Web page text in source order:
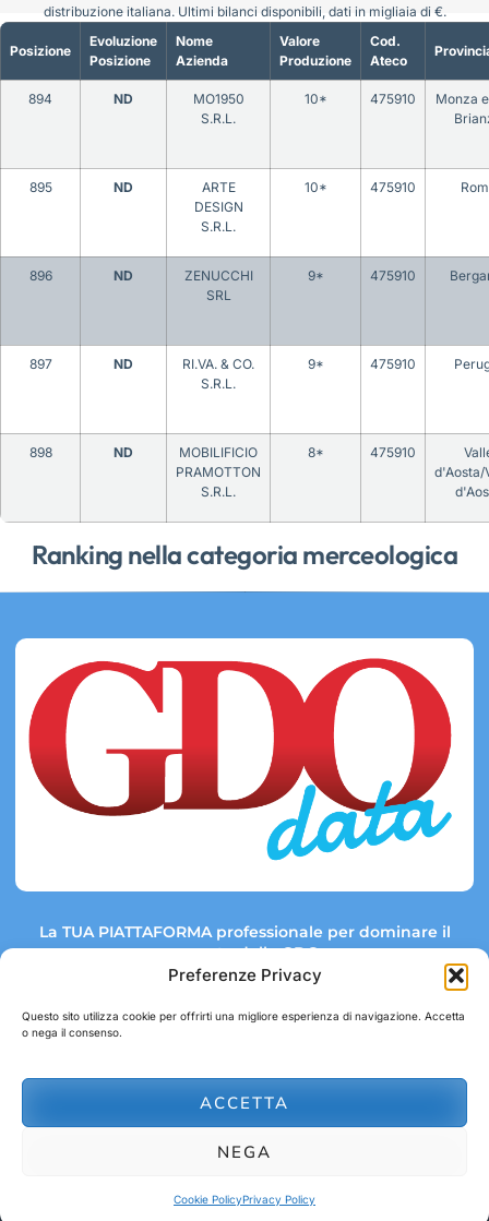
Preferenze Privacy
Questo sito utilizza cookie per offrirti una migliore esperienza di navigazione. Accetta
o nega il consenso.
ACCETTA
NEGA
Cookie PolicyPrivacy Policy
Ranking nella categoria merceologica
Posizione
Evoluzione
Posizione
Nome
Azienda
Valore
Produzione
Cod.
Ateco
894 ND
MO1950
S.R.L.
10* 475910
Monza
895 ND
ARTE
DESIGN
S.R.L.
10* 475910
896 ND
ZENUCCHI
SRL
9* 475910
897 ND
RI.VA. & CO.
S.R.L.
9* 475910
898 ND
MOBILIFICIO
PRAMOTTON
S.R.L.
8* 475910
d'Aosta/
distribuzione italiana. Ultimi bilanci disponibili, dati in migliaia di €.
La TUA PIATTAFORMA professionale per dominare il
mercato della GDO.
Link rapidi:
abbonamenti@gdodata.it
© 2026 GDOData.it - PR Italia Edizioni srl - P.Iva: 03044390353